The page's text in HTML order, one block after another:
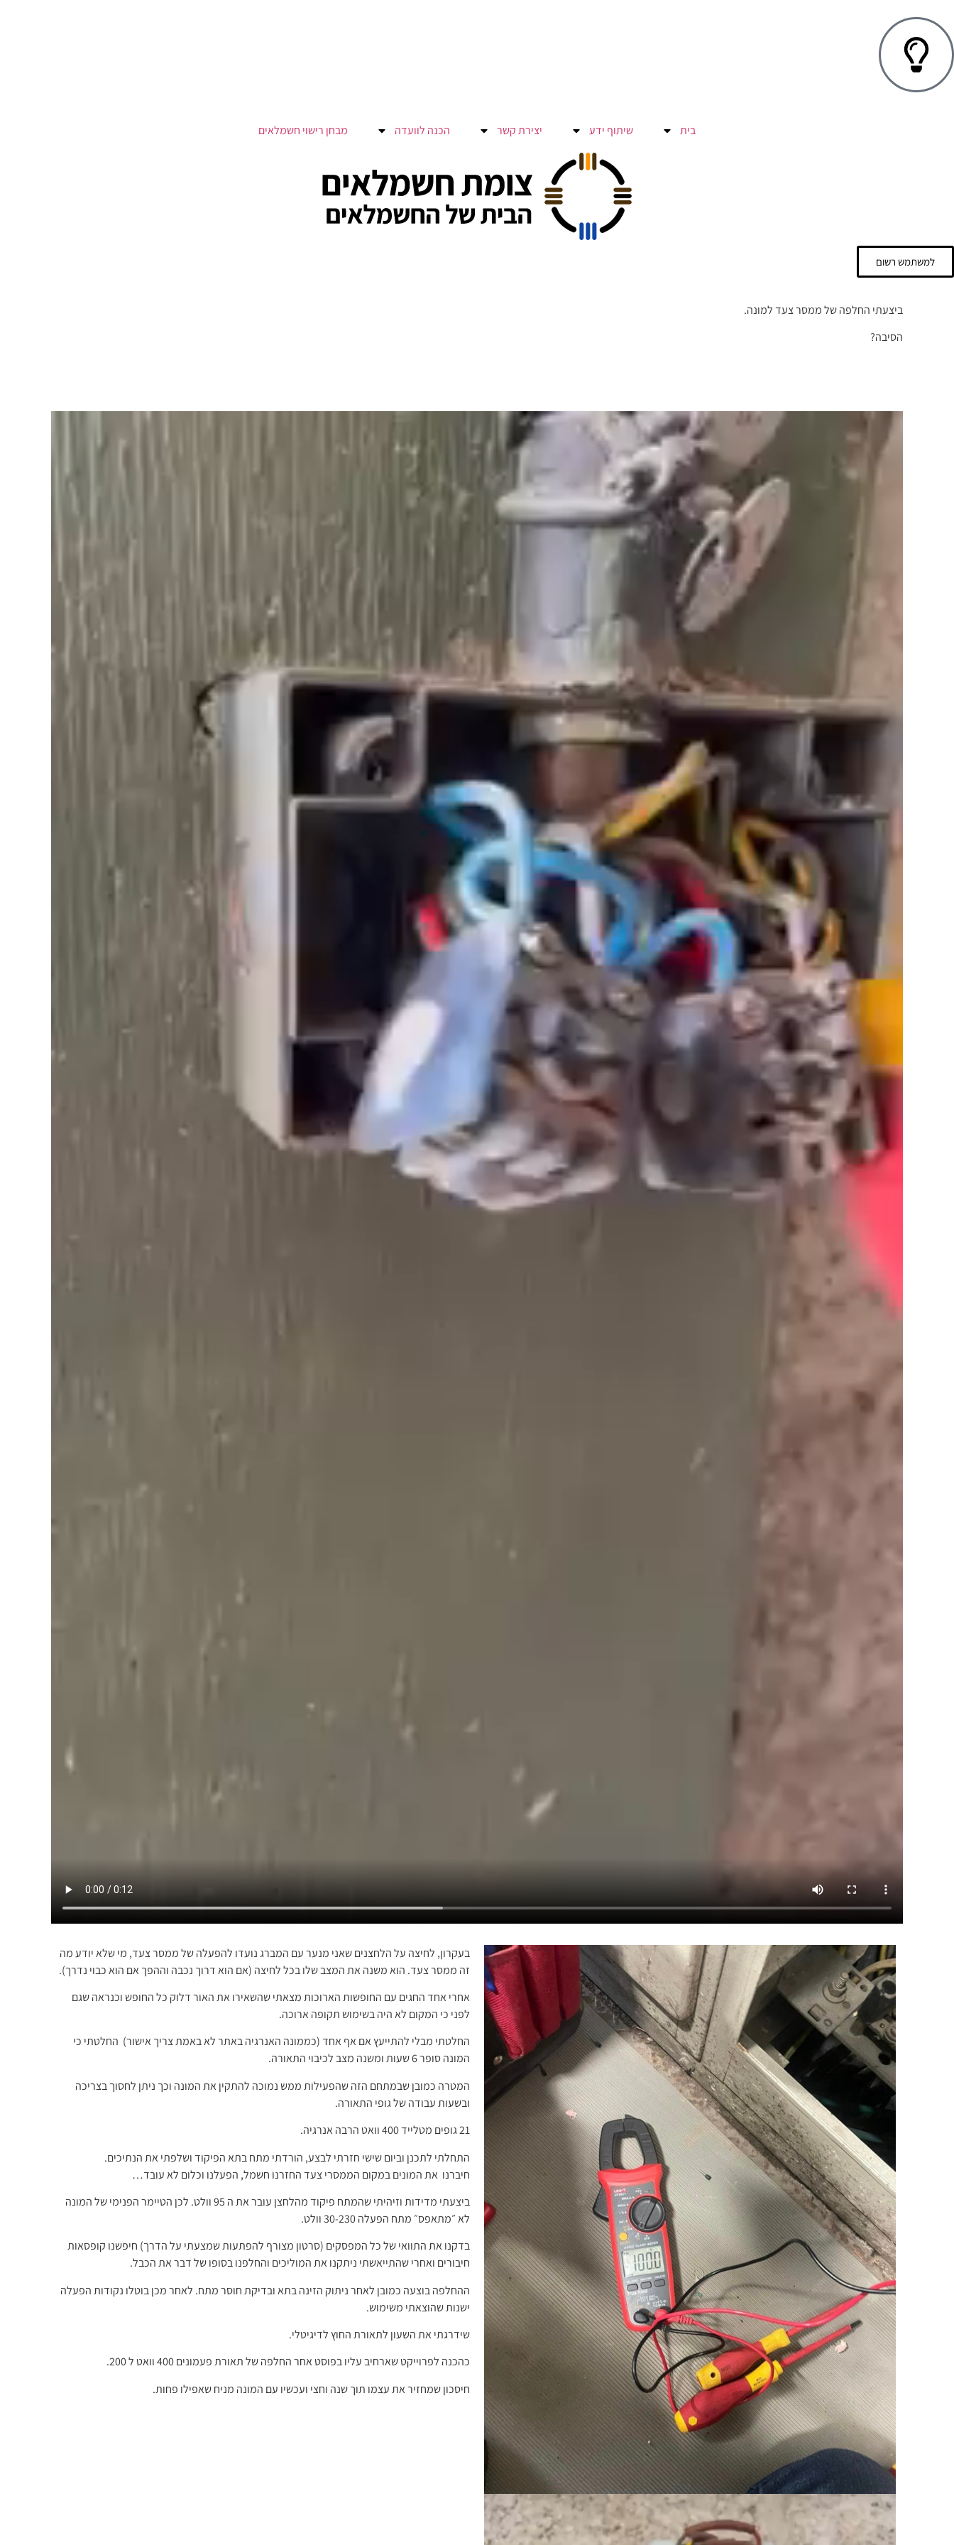
בית שיתוף ידע יצירת קשר הכנה לוועדה מבחן רישוי חשמלאים
למשתמש רשום
ביצעתי החלפה של ממסר צעד למונה.
הסיבה?
בעקרון, לחיצה על הלחצנים שאני מנער עם המברג נועדו להפעלה של ממסר צעד, מי שלא יודע מה
זה ממסר צעד. הוא משנה את המצב שלו בכל לחיצה (אם הוא דרוך נכבה וההפך אם הוא כבוי נדרך).
אחרי אחד החגים עם החופשות הארוכות מצאתי שהשאירו את האור דלוק כל החופש וכנראה שגם
לפני כי המקום לא היה בשימוש תקופה ארוכה.
החלטתי מבלי להתייעץ אם אף אחד (כממונה האנרגיה באתר לא באמת צריך אישור) החלטתי כי
המונה סופר 6 שעות ומשנה מצב לכיבוי התאורה.
המטרה כמובן שבמתחם הזה שהפעילות ממש נמוכה להתקין את המונה וכך ניתן לחסוך בצריכה
ובשעות עבודה של גופי התאורה.
21 גופים מטלייד 400 וואט הרבה אנרגיה.
התחלתי לתכנן וביום שישי חזרתי לבצע, הורדתי מתח בתא הפיקוד ושלפתי את הנתיכים.
חיברנו את המונים במקום הממסרי צעד החזרנו חשמל, הפעלנו וכלום לא עובד…
ביצעתי מדידות וזיהיתי שהמתח פיקוד מהלחצן עובר את ה 95 וולט. לכן הטיימר הפנימי של המונה
לא ״מתאפס״ מתח הפעלה 30-230 וולט.
בדקנו את התוואי של כל המפסקים (סרטון מצורף להפתעות שמצעתי על הדרך) חיפשנו קופסאות
חיבורים ואחרי שהתייאשתי ניתקנו את המוליכים והחלפנו בסופו של דבר את הכבל.
ההחלפה בוצעה כמובן לאחר ניתוק הזינה בתא ובדיקת חוסר מתח. לאחר מכן בוטלו נקודות הפעלה
ישנות שהוצאתי משימוש.
שידרגתי את השעון לתאורת החוץ לדיגיטלי.
כהכנה לפרוייקט שארחיב עליו בפוסט אחר החלפה של תאורת פעמונים 400 וואט ל 200.
חיסכון שמחזיר את עצמו תוך שנה וחצי ועכשיו עם המונה מניח שאפילו פחות.